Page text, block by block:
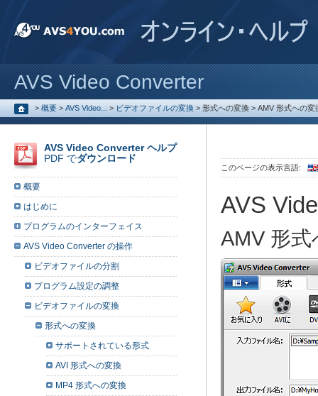
AVS Video Converter
> 概要 > AVS Video... > ビデオファイルの変換 > 形式への変換 > AMV 形式への変
このページの表示言語:
AVS
AMV 形
AVS Video Converter ヘルプ
PDF でダウンロード
概要
はじめに
プログラムのインターフェイス
AVS Video Converter の操作
ビデオファイルの分割
プログラム設定の調整
ビデオファイルの変換
形式への変換
サポートされている形式
AVI 形式への変換
MP4 形式への変換